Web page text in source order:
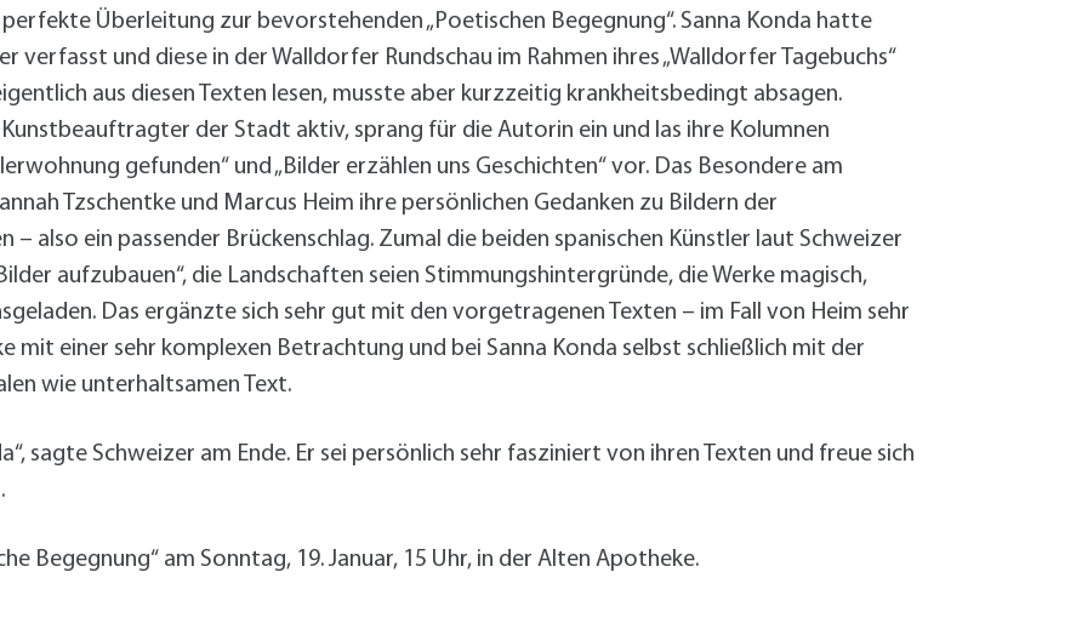
Überleitung zur bevorstehenden „Poetischen Begegnung“. Sanna Konda hatte
verfasst und diese in der Walldorfer Rundschau im Rahmen ihres „Walldorfer Tagebuchs“
aus diesen Texten lesen, musste aber kurzzeitig krankheitsbedingt absagen.
der Stadt aktiv, sprang für die Autorin ein und las ihre Kolumnen
gefunden“ und „Bilder erzählen uns Geschichten“ vor. Das Besondere am
Tzschentke und Marcus Heim ihre persönlichen Gedanken zu Bildern der
also ein passender Brückenschlag. Zumal die beiden spanischen Künstler laut Schweizer
aufzubauen“, die Landschaften seien Stimmungshintergründe, die Werke magisch,
Das ergänzte sich sehr gut mit den vorgetragenen Texten – im Fall von Heim sehr
mit einer sehr komplexen Betrachtung und bei Sanna Konda selbst schließlich mit der
wie unterhaltsamen Text.
sagte Schweizer am Ende. Er sei persönlich sehr fasziniert von ihren Texten und freue sich
Begegnung“ am Sonntag, 19. Januar, 15 Uhr, in der Alten Apotheke.